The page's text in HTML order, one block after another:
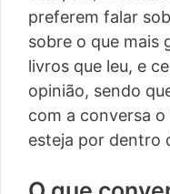
preferem falar
sobre o que mais
livros que leu, e
opinião, sendo
com a conversa
esteja por dentro